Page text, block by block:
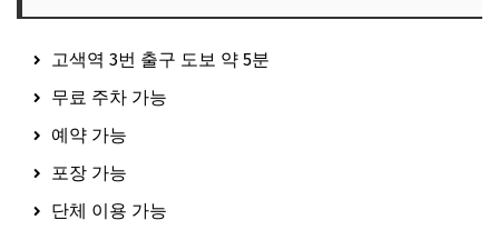
고색역 3번 출구 도보 약 5분
무료 주차 가능
예약 가능
포장 가능
단체 이용 가능